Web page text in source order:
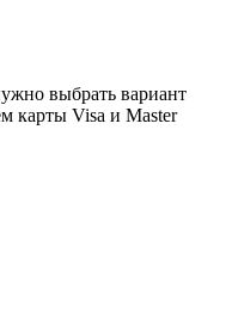
выбрать вариант
карты Visa и Master